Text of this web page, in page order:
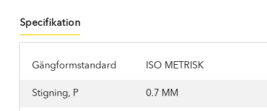
Specifikation
Gängformstandard ISO METRISK
Stigning, P 0.7 MM